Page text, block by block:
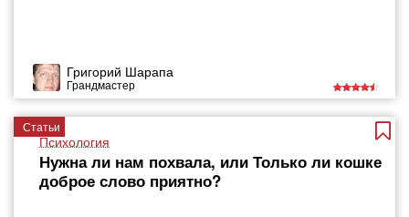
Григорий Шарапа
Грандмастер
Статьи
Психология
Нужна ли нам похвала, или Только ли кошке
доброе слово приятно?